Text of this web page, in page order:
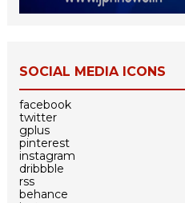
SOCIAL MEDIA ICONS
facebook
twitter
gplus
pinterest
instagram
dribbble
rss
behance